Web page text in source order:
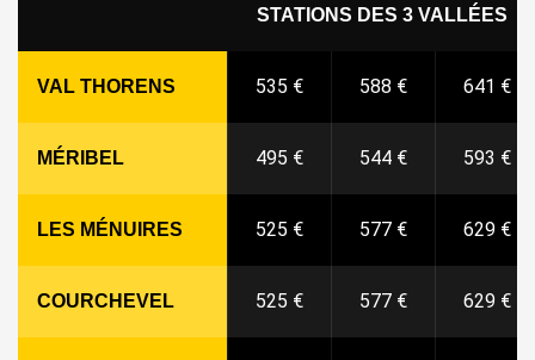
STATIONS DES 3 VALLÉES
VAL THORENS 535 € 588 € 641 €
MÉRIBEL 495 € 544 € 593 €
LES MÉNUIRES 525 € 577 € 629 €
COURCHEVEL 525 € 577 € 629 €